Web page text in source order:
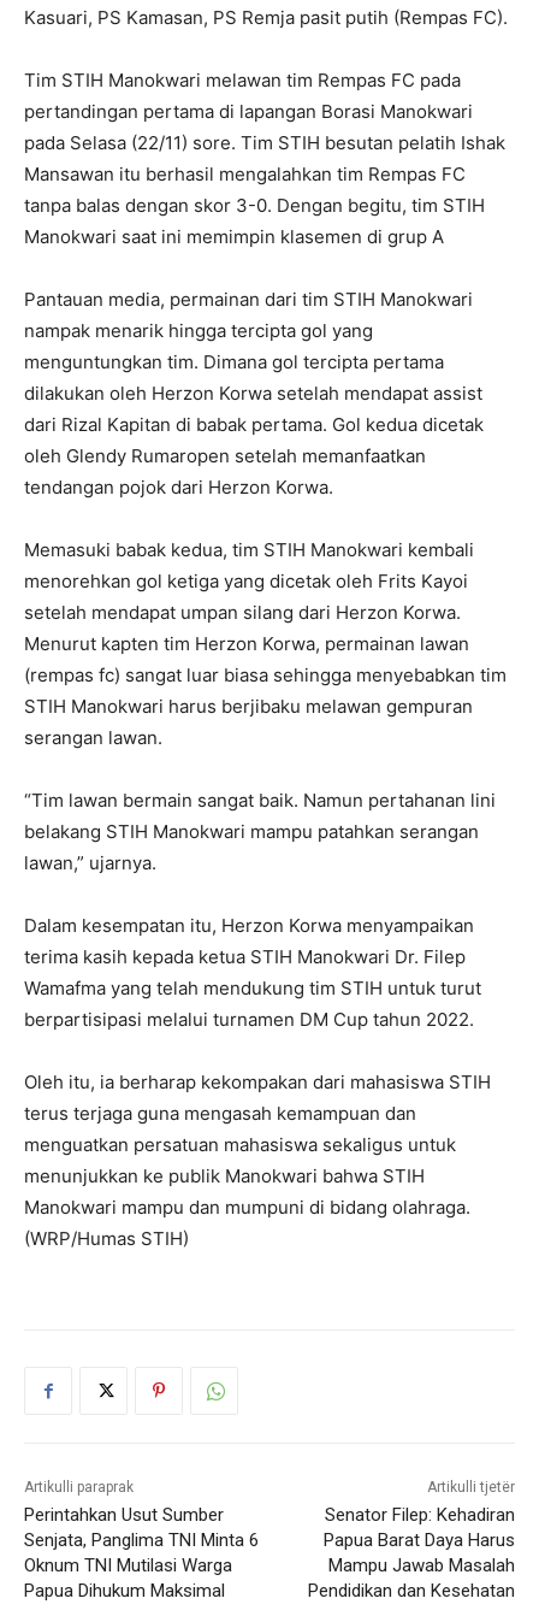
Kasuari, PS Kamasan, PS Remja pasit putih (Rempas FC).
Tim STIH Manokwari melawan tim Rempas FC pada
pertandingan pertama di lapangan Borasi Manokwari
pada Selasa (22/11) sore. Tim STIH besutan pelatih Ishak
Mansawan itu berhasil mengalahkan tim Rempas FC
tanpa balas dengan skor 3-0. Dengan begitu, tim STIH
Manokwari saat ini memimpin klasemen di grup A
Pantauan media, permainan dari tim STIH Manokwari
nampak menarik hingga tercipta gol yang
menguntungkan tim. Dimana gol tercipta pertama
dilakukan oleh Herzon Korwa setelah mendapat assist
dari Rizal Kapitan di babak pertama. Gol kedua dicetak
oleh Glendy Rumaropen setelah memanfaatkan
tendangan pojok dari Herzon Korwa.
Memasuki babak kedua, tim STIH Manokwari kembali
menorehkan gol ketiga yang dicetak oleh Frits Kayoi
setelah mendapat umpan silang dari Herzon Korwa.
Menurut kapten tim Herzon Korwa, permainan lawan
(rempas fc) sangat luar biasa sehingga menyebabkan tim
STIH Manokwari harus berjibaku melawan gempuran
serangan lawan.
“Tim lawan bermain sangat baik. Namun pertahanan lini
belakang STIH Manokwari mampu patahkan serangan
lawan,” ujarnya.
Dalam kesempatan itu, Herzon Korwa menyampaikan
terima kasih kepada ketua STIH Manokwari Dr. Filep
Wamafma yang telah mendukung tim STIH untuk turut
berpartisipasi melalui turnamen DM Cup tahun 2022.
Oleh itu, ia berharap kekompakan dari mahasiswa STIH
terus terjaga guna mengasah kemampuan dan
menguatkan persatuan mahasiswa sekaligus untuk
menunjukkan ke publik Manokwari bahwa STIH
Manokwari mampu dan mumpuni di bidang olahraga.
(WRP/Humas STIH)
Artikulli paraprak
Perintahkan Usut Sumber
Senjata, Panglima TNI Minta 6
Oknum TNI Mutilasi Warga
Papua Dihukum Maksimal
Artikulli tjetër
Senator Filep: Kehadiran
Papua Barat Daya Harus
Mampu Jawab Masalah
Pendidikan dan Kesehatan